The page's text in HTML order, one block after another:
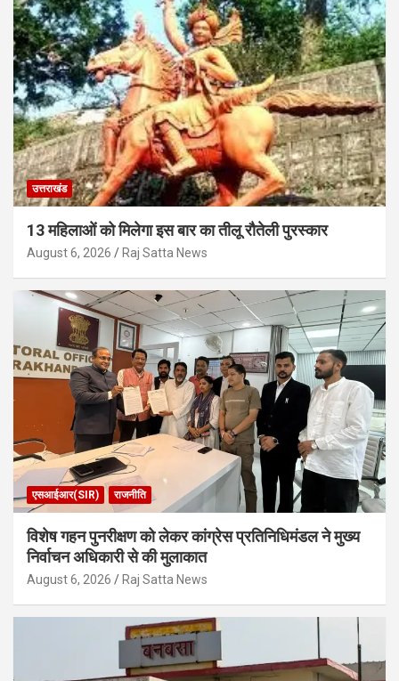
उत्तराखंड
13 महिलाओं को मिलेगा इस बार का तीलू रौतेली पुरस्कार
August 6, 2026 Raj Satta News
एसआईआर(SIR) राजनीति
विशेष गहन पुनरीक्षण को लेकर कांग्रेस प्रतिनिधिमंडल ने मुख्य
निर्वाचन अधिकारी से की मुलाकात
August 6, 2026 Raj Satta News